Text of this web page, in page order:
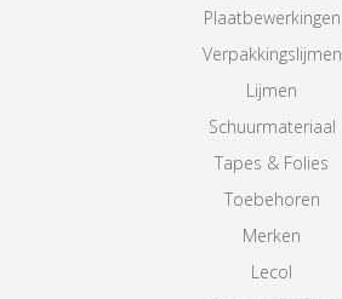
Plaatbewerkingen
Verpakkingslijmen
Lijmen
Schuurmateriaal
Tapes & Folies
Toebehoren
Merken
Lecol